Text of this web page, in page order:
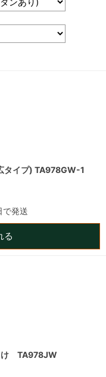
タイプ) TA978GW-1
発送
る
け TA978JW